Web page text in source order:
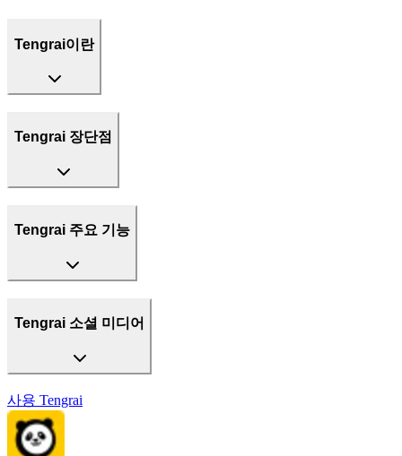
Tengrai이란
Tengrai 장단점
Tengrai 주요 기능
Tengrai 소셜 미디어
사용 Tengrai